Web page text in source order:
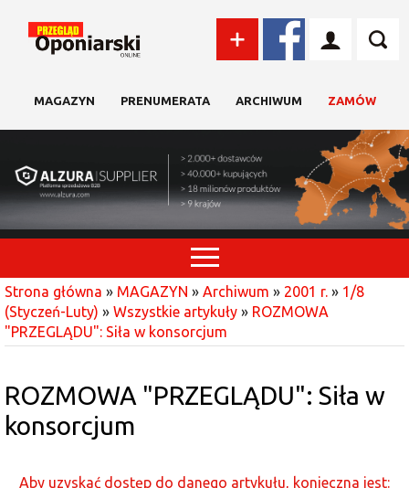
MAGAZYN PRENUMERATA ARCHIWUM ZAMÓW
Strona główna » MAGAZYN » Archiwum » 2001 r. » 1/8
(Styczeń-Luty) » Wszystkie artykuły » ROZMOWA
"PRZEGLĄDU": Siła w konsorcjum
ROZMOWA "PRZEGLĄDU": Siła w
konsorcjum
Aby uzyskać dostęp do danego artykułu, konieczna jest: